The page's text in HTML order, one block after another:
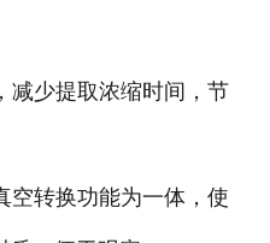
减少提取浓缩时间，节
空转换功能为一体，使